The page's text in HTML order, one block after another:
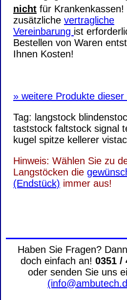
nicht für Krankenkassen!
zusätzliche vertragliche
Vereinbarung ist
Bestellen von Waren
Ihnen Kosten!
» weitere Produkte dieser
Tag: langstock
taststock faltstock signal
kugel spitze kellerer vistac
Hinweis: Wählen Sie zu
Langstöcken die
(Endstück) immer aus!
Haben Sie Fragen?
doch einfach an! 0351 /
oder senden Sie uns
Seitenanfang Impressum
Datenschutz
Urheberrechte
Katalog (PDF) Sitemap
große Anzeige Schließen X
Diese Website nutzt
This website uses cookies
Ok, verstanden Mehr Infos